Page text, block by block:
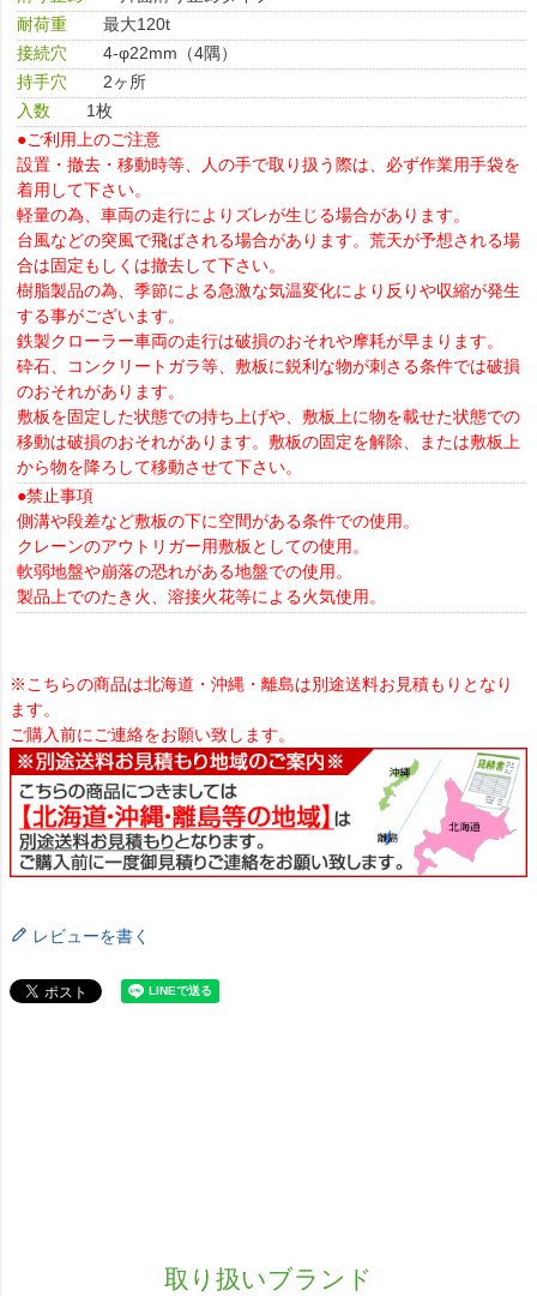
耐荷重
最大120t
接続穴
4-φ22mm（4隅）
持手穴
2ヶ所
入数
1枚
●ご利用上のご注意
設置・撤去・移動時等、人の手で取り扱う際は、必ず作業用手袋を
着用して下さい。
軽量の為、車両の走行によりズレが生じる場合があります。
台風などの突風で飛ばされる場合があります。荒天が予想される場
合は固定もしくは撤去して下さい。
樹脂製品の為、季節による急激な気温変化により反りや収縮が発生
する事がございます。
鉄製クローラー車両の走行は破損のおそれや摩耗が早まります。
砕石、コンクリートガラ等、敷板に鋭利な物が刺さる条件では破損
のおそれがあります。
敷板を固定した状態での持ち上げや、敷板上に物を載せた状態での
移動は破損のおそれがあります。敷板の固定を解除、または敷板上
から物を降ろして移動させて下さい。
●禁止事項
側溝や段差など敷板の下に空間がある条件での使用。
クレーンのアウトリガー用敷板としての使用。
軟弱地盤や崩落の恐れがある地盤での使用。
製品上でのたき火、溶接火花等による火気使用。
※こちらの商品は北海道・沖縄・離島は別途送料お見積もりとなり
ます。
ご購入前にご連絡をお願い致します。
レビューを書く
取り扱いブランド